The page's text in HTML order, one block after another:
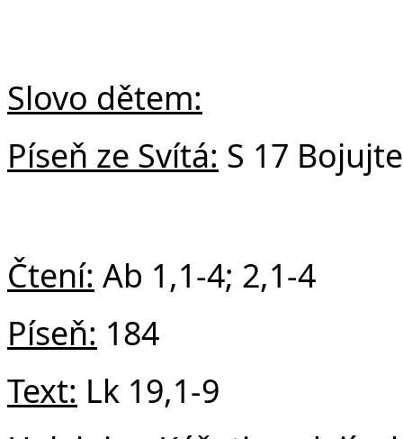
Slovo dětem:
Píseň ze Svítá: S 17
Čtení: Ab 1,1-4; 2,1-4
Píseň: 184
Text: Lk 19,1-9